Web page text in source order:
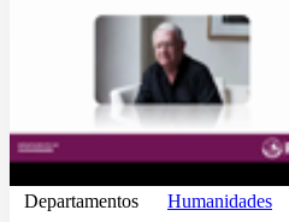
Departamentos Humanidades